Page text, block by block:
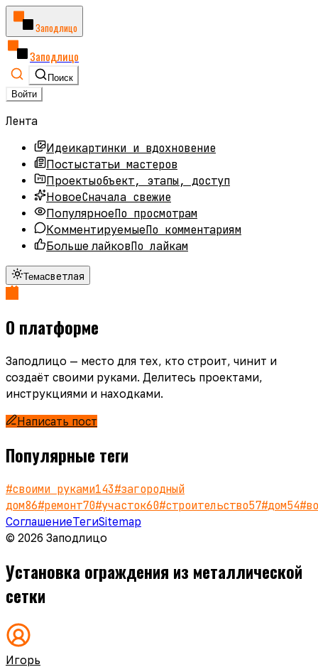
Заподлицо
Заподлицо
Поиск
Войти
Лента
Идеикартинки и вдохновение
Постыстатьи мастеров
Проектыобъект, этапы, доступ
НовоеСначала свежие
ПопулярноеПо просмотрам
КомментируемыеПо комментариям
Больше лайковПо лайкам
Темасветлая
О платформе
Заподлицо — место для тех, кто строит, чинит и
создаёт своими руками. Делитесь проектами,
инструкциями и находками.
Написать пост
Популярные теги
#своими руками143#загородный
дом86#ремонт70#участок60#строительство57#дом54#
СоглашениеТегиSitemap
© 2026 Заподлицо
Установка ограждения из металлической
сетки
Игорь